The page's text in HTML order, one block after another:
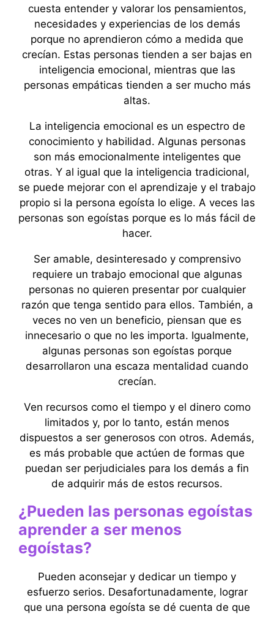
cuesta entender y valorar los pensamientos,
necesidades y experiencias de los demás
porque no aprendieron cómo a medida que
crecían. Estas personas tienden a ser bajas en
inteligencia emocional, mientras que las
personas empáticas tienden a ser mucho más
altas.
La inteligencia emocional es un espectro de
conocimiento y habilidad. Algunas personas
son más emocionalmente inteligentes que
otras. Y al igual que la inteligencia tradicional,
se puede mejorar con el aprendizaje y el trabajo
propio si la persona egoísta lo elige. A veces las
personas son egoístas porque es lo más fácil de
hacer.
Ser amable, desinteresado y comprensivo
requiere un trabajo emocional que algunas
personas no quieren presentar por cualquier
razón que tenga sentido para ellos. También, a
veces no ven un beneficio, piensan que es
innecesario o que no les importa. Igualmente,
algunas personas son egoístas porque
desarrollaron una escaza mentalidad cuando
crecían.
Ven recursos como el tiempo y el dinero como
limitados y, por lo tanto, están menos
dispuestos a ser generosos con otros. Además,
es más probable que actúen de formas que
puedan ser perjudiciales para los demás a fin
de adquirir más de estos recursos.
¿Pueden las personas egoístas
aprender a ser menos
egoístas?
Pueden aconsejar y dedicar un tiempo y
esfuerzo serios. Desafortunadamente, lograr
que una persona egoísta se dé cuenta de que